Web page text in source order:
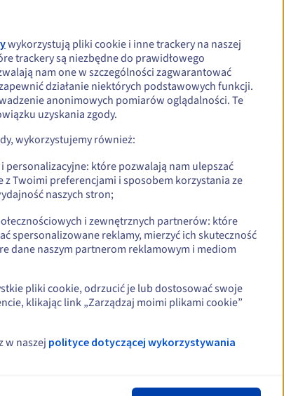
bez ograniczeń geograficznych.
zarządzania i powiadomienia
datą wygaśnięcia
wykorzystują pliki cookie i inne trackery na naszej
trackery są niezbędne do prawidłowego
nam one w szczególności zagwarantować
działanie niektórych podstawowych funkcji.
anonimowych pomiarów oglądalności. Te
uzyskania zgody.
wykorzystujemy również:
personalizacyjne: które pozwalają nam ulepszać
z Twoimi preferencjami i sposobem korzystania ze
naszych stron;
i zewnętrznych partnerów: które
spersonalizowane reklamy, mierzyć ich skuteczność
dane naszym partnerom reklamowym i mediom
pliki cookie, odrzucić je lub dostosować swoje
klikając link „Zarządzaj moimi plikami cookie”
w naszej polityce dotyczącej wykorzystywania